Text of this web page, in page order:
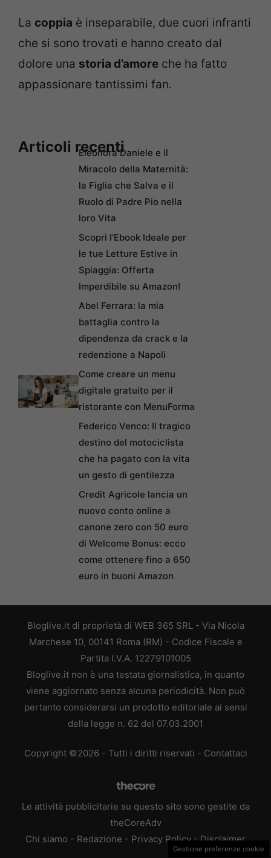
La coppia è inseparabile, due cuori infranti
che si sono trovati e hanno creato dal
dolore una storia d’amore che ha fatto
appassionare tantissimi fan.
Articoli recentiEleonora Daniele e il
Miracolo della Maternità:
la Figlia che Salva e il
Ruolo di Padre Pio nella
loro Vita
Scopri l’Ebook Ideale per
le tue Letture Estive in
Spiaggia: Offerta
Imperdibile su Amazon!
Abel Ferrara: la mia
battaglia contro la
dipendenza da crack e la
redenzione a Napoli
Come creare un menu
digitale gratuito per il
ristorante con MenuForma
Federico Venco: Il tragico
destino del motociclista
che ha pagato con la vita
un gesto di gentilezza
Credit Agricole lancia un
nuovo conto online a
canone zero con 50 euro
di Welcome Bonus: ecco
come ottenere fino a 650
euro in buoni Amazon
Bloglive.it di proprietà di WEB 365 SRL - Via Nicola
Marchese 10, 00141 Roma (RM) - Codice Fiscale e
Partita I.V.A. 12279101005
Bloglive.it non è una testata giornalistica, in quanto
viene aggiornato senza alcuna periodicità. Non può
pertanto considerarsi un prodotto editoriale ai sensi
della legge n. 62 del 07.03.2001
Copyright ©2026 - Tutti i diritti riservati - Contattaci
Le attività pubblicitarie su questo sito sono gestite da
theCoreAdv
Chi siamo - Redazione - Privacy Policy - Disclaimer
Gestione preferenze cookie